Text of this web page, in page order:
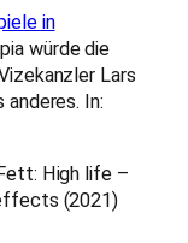
in
würde die
Lars
anderes. In:
High life –
(2021)